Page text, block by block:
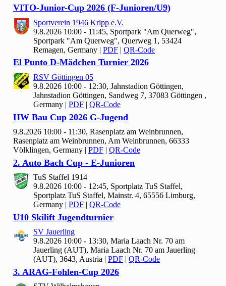
VITO-Junior-Cup 2026 (F-Junioren/U9)
Sportverein 1946 Kripp e.V.
9.8.2026 10:00 - 11:45, Sportpark "Am Querweg",
Sportpark "Am Querweg", Querweg 1, 53424
Remagen, Germany | PDF | QR-Code
El Punto D-Mädchen Turnier 2026
RSV Göttingen 05
9.8.2026 10:00 - 12:30, Jahnstadion Göttingen,
Jahnstadion Göttingen, Sandweg 7, 37083 Göttingen ,
Germany | PDF | QR-Code
HW Bau Cup 2026 G-Jugend
9.8.2026 10:00 - 11:30, Rasenplatz am Weinbrunnen,
Rasenplatz am Weinbrunnen, Am Weinbrunnen, 66333
Völklingen, Germany | PDF | QR-Code
2. Auto Bach Cup - E-Junioren
TuS Staffel 1914
9.8.2026 10:00 - 12:45, Sportplatz TuS Staffel,
Sportplatz TuS Staffel, Mainstr. 4, 65556 Limburg,
Germany | PDF | QR-Code
U10 Skilift Jugendturnier
SV Jauerling
9.8.2026 10:00 - 13:30, Maria Laach Nr. 70 am
Jauerling (AUT), Maria Laach Nr. 70 am Jauerling
(AUT), 3643, Austria | PDF | QR-Code
3. ARAG-Fohlen-Cup 2026